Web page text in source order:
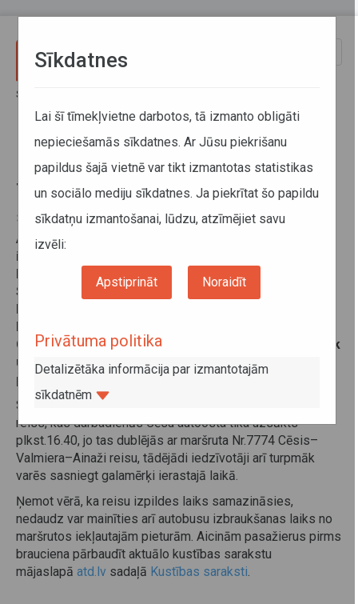
Sākums
No 1.jūnija tiks veiktas izmaiņas
trīs Cēsu maršrutos
30. maijs 2019
Atsaucoties Cēsu novada pašvaldības un iedzīvotāju
ierosinājumiem, no 2019. gada 1. jūnija maršruts
Nr.3005 Cēsu autoosta–Cīrulīši un Nr.3010 CATA–
Slimnīca–Cīrulīši–CATA
Cēsu autoosta–Cīrulīši reisos, kas Cēsu autoostā tiek
uzsākti plkst.8.30, 9.30, 10.30 un 12.30, tiks iekļauta
papildu pietura Zirņu iela un Glūdas iela.
Savukārt maršrutā Nr.6270 Cēsis–Liepa tiks slēgts viens
reiss, kas darbadienās Cēsu autoosta tika uzsākts
plkst.16.40, jo tas dublējās ar maršruta Nr.7774 Cēsis–
Valmiera–Ainaži reisu, tādējādi iedzīvotāji arī turpmāk
varēs sasniegt galamērķi ierastajā laikā.
Ņemot vērā, ka reisu izpildes laiks samazināsies,
nedaudz var mainīties arī autobusu izbraukšanas laiks no
maršrutos iekļautajām pieturām. Aicinām pasažierus pirms
brauciena pārbaudīt aktuālo kustības sarakstu
mājaslapā atd.lv sadaļā Kustības saraksti.
Sīkdatnes
Lai šī tīmekļvietne darbotos, tā izmanto obligāti
nepieciešamās sīkdatnes. Ar Jūsu piekrišanu
papildus šajā vietnē var tikt izmantotas statistikas
un sociālo mediju sīkdatnes. Ja piekrītat šo papildu
sīkdatņu izmantošanai, lūdzu, atzīmējiet savu
izvēli:
Apstiprināt Noraidīt
Privātuma politika
Detalizētāka informācija par izmantotajām
sīkdatnēm